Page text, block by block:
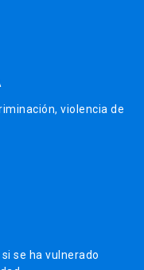
violencia de
se ha vulnerado